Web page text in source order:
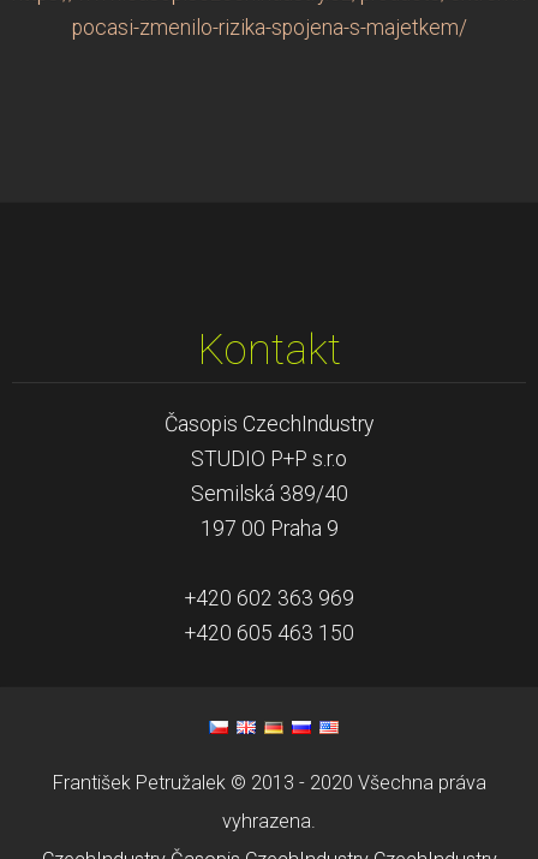
pocasi-zmenilo-rizika-spojena-s-majetkem/
Kontakt
Časopis CzechIndustry
STUDIO P+P s.r.o
Semilská 389/40
197 00 Praha 9
+420 602 363 969
+420 605 463 150
František Petružalek © 2013 - 2020 Všechna práva
vyhrazena.